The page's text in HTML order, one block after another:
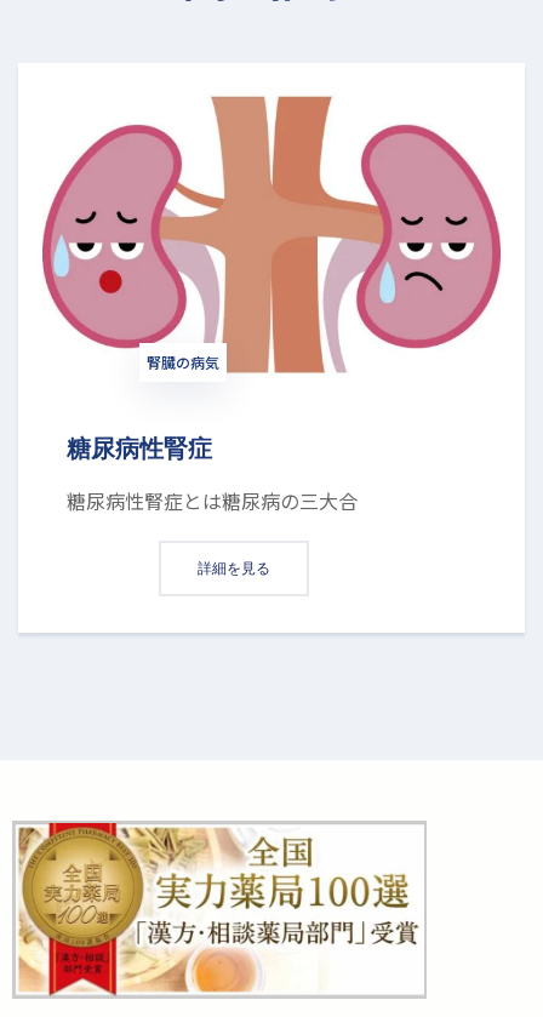
腎臓の病気
糖尿病性腎症
糖尿病性腎症とは糖尿病の三大合
詳細を見る